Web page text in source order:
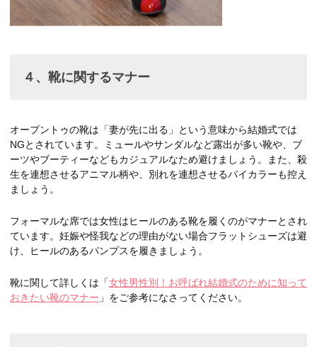
４、靴に関するマナー
オープントゥの靴は「妻が先に出る」という意味から結婚式では
NGとされています。ミュールやサンダルなど露出が多い靴や、ブ
ーツやブーティーなどもカジュアルなため避けましょう。また、殺
生を連想させるアニマル柄や、別れを連想させるバイカラーも控え
ましょう。
フォーマルな席では女性はヒールのある靴を履くのがマナーとされ
ています。妊娠や怪我などの理由がない場合フラットシューズは避
け、ヒールのあるパンプスを履きましょう。
靴に関して詳しくは「女性男性別！お呼ばれ結婚式のために知って
おきたい靴のマナー 」をご参考になさってください。